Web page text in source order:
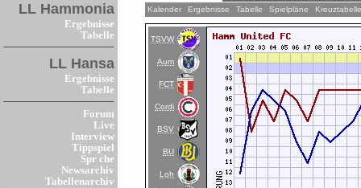
LL Hammonia
Ergebnisse
Tabelle
LL Hansa
Ergebnisse
Tabelle
Forum
Live
Interview
Tippspiel
Spr che
Newsarchiv
Tabellenarchiv
Kalender Ergebnisse Tabelle Spielpläne
TSVW
Aum
FCT
Cordi
BSV
BU
Loh